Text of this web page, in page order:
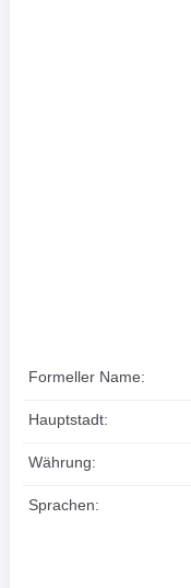
Formeller Name:
Hauptstadt:
Währung:
Sprachen: